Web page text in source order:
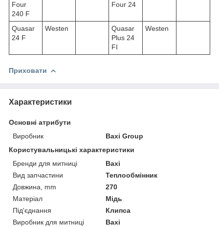
Four
240 F
Four 24
Quasar
24 F
Westen
Quasar
Plus 24
FI
Westen
Приховати
Характеристики
Основні атрибути
Виробник
Baxi Group
Користувальницькі характеристики
Бренди для митниці
Baxi
Вид запчастини
Теплообмінник
Довжина, mm
270
Матеріал
Мідь
Під'єднання
Клипса
Виробник для митниці
Baxi